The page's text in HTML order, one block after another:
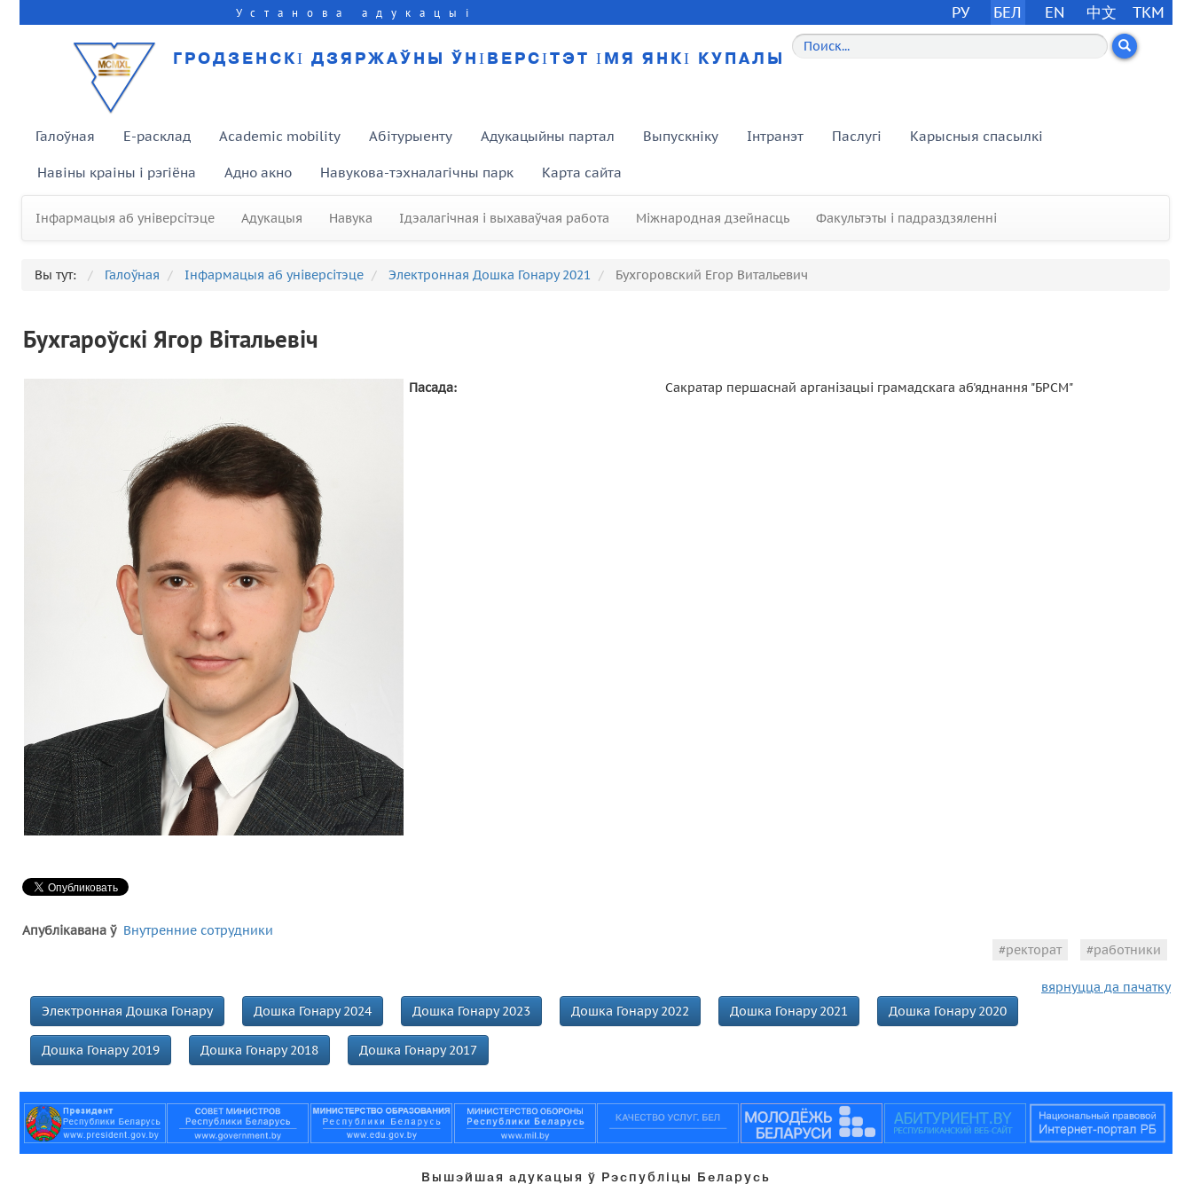
Установа адукацыі РУ БЕЛ EN 中文 TKM
ГРОДЗЕНСКІ ДЗЯРЖАЎНЫ ЎНІВЕРСІТЭТ ІМЯ ЯНКІ КУПАЛЫ
Галоўная E-расклад Academic mobility Абітурыенту Адукацыйны партал Выпускніку Інтранэт Паслугі Карысныя спасылкі
Навіны краіны і рэгіёна Адно акно Навукова-тэхналагічны парк Карта сайта
Інфармацыя аб універсітэце Адукацыя Навука Ідэалагічная і выхаваўчая работа Міжнародная дзейнасць Факультэты і падраздзяленні
Вы тут: Галоўная Інфармацыя аб універсітэце Электронная Дошка Гонару 2021 Бухгоровский Егор Витальевич
Бухгароўскі Ягор Вітальевіч
Пасада: Сакратар першаснай арганізацыі грамадскага аб'яднання "БРСМ"
Апублікавана ў Внутренние сотрудники
работники
ректорат
вярнуцца да пачатку
Электронная Дошка Гонару
Дошка Гонару 2024 Дошка Гонару 2023 Дошка Гонару 2022 Дошка Гонару 2021 Дошка Гонару 2020
Дошка Гонару 2019 Дошка Гонару 2018 Дошка Гонару 2017
Вышэйшая адукацыя ў Рэспубліцы Беларусь